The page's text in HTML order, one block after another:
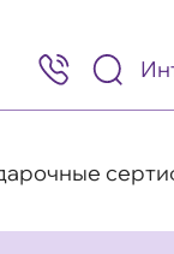
8
(495)
505-
98